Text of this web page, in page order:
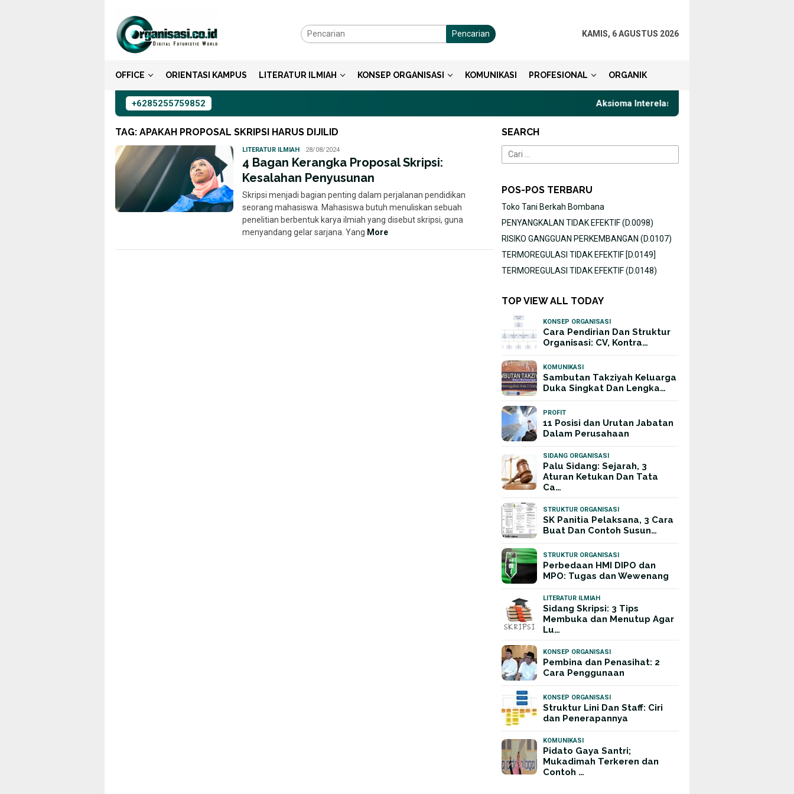
konten
Pencarian KAMIS, 6 AGUSTUS 2026
OFFICE ORIENTASI KAMPUS LITERATUR ILMIAH KONSEP ORGANISASI KOMUNIKASI PROFESIONAL ORGANIK
+6285255759852 Aksioma Interelasi, Belajar Privat Gaya
TAG: APAKAH PROPOSAL SKRIPSI HARUS DIJILID
LITERATUR ILMIAHAyu28/08/2024
4 Bagan Kerangka Proposal Skripsi:
Kesalahan Penyusunan
Skripsi menjadi bagian penting dalam perjalanan pendidikan
seorang mahasiswa. Mahasiswa butuh menuliskan sebuah
penelitian berbentuk karya ilmiah yang disebut skripsi, guna
menyandang gelar sarjana. Yang More
SEARCH
Cari
untuk:
POS-POS TERBARU
Toko Tani Berkah Bombana
PENYANGKALAN TIDAK EFEKTIF (D.0098)
RISIKO GANGGUAN PERKEMBANGAN (D.0107)
TERMOREGULASI TIDAK EFEKTIF [D.0149]
TERMOREGULASI TIDAK EFEKTIF (D.0148)
TOP VIEW ALL TODAY
KONSEP ORGANISASI
Cara Pendirian Dan Struktur
Organisasi: CV, Kontra…
KOMUNIKASI
Sambutan Takziyah Keluarga
Duka Singkat Dan Lengka…
PROFIT
11 Posisi dan Urutan Jabatan
Dalam Perusahaan
SIDANG ORGANISASI
Palu Sidang: Sejarah, 3
Aturan Ketukan Dan Tata
Ca…
STRUKTUR ORGANISASI
SK Panitia Pelaksana, 3 Cara
Buat Dan Contoh Susun…
STRUKTUR ORGANISASI
Perbedaan HMI DIPO dan
MPO: Tugas dan Wewenang
LITERATUR ILMIAH
Sidang Skripsi: 3 Tips
Membuka dan Menutup Agar
Lu…
KONSEP ORGANISASI
Pembina dan Penasihat: 2
Cara Penggunaan
KONSEP ORGANISASI
Struktur Lini Dan Staff: Ciri
dan Penerapannya
KOMUNIKASI
Pidato Gaya Santri;
Mukadimah Terkeren dan
Contoh …